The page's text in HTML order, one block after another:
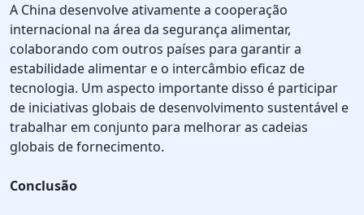
A China desenvolve ativamente a cooperação
internacional na área da segurança alimentar,
colaborando com outros países para garantir a
estabilidade alimentar e o intercâmbio eficaz de
tecnologia. Um aspecto importante disso é participar
de iniciativas globais de desenvolvimento sustentável e
trabalhar em conjunto para melhorar as cadeias
globais de fornecimento.
Conclusão